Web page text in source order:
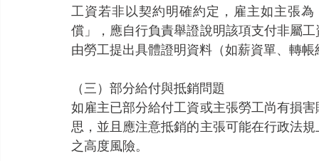
工資若非以契約明確約定，雇主如主張
償」，應自行負責舉證說明該項支付非屬
由勞工提出具體證明資料（如薪資單、轉帳
（三）部分給付與抵銷問題
如雇主已部分給付工資或主張勞工尚有損
思，並且應注意抵銷的主張可能在行政法
之高度風險。